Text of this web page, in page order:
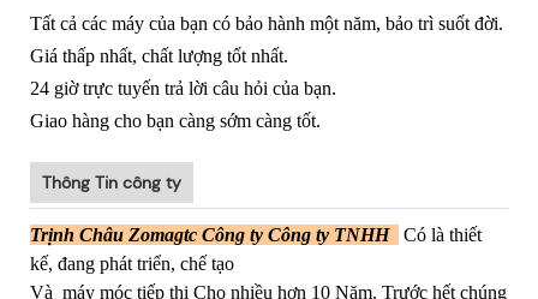
Tất cả các máy của bạn có bảo hành một năm, bảo trì suốt đời.
Giá thấp nhất, chất lượng tốt nhất.
24 giờ trực tuyến trả lời câu hỏi của bạn.
Giao hàng cho bạn càng sớm càng tốt.
Thông Tin công ty
Trịnh Châu Zomagtc Công ty Công ty TNHH
Có là thiết
kế, đang phát triển, chế tạo
Và máy móc tiếp thị Cho nhiều hơn 10 Năm. Trước hết chúng